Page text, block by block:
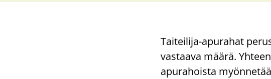
Taiteilija-apurahat
vastaava määrä.
apurahoista